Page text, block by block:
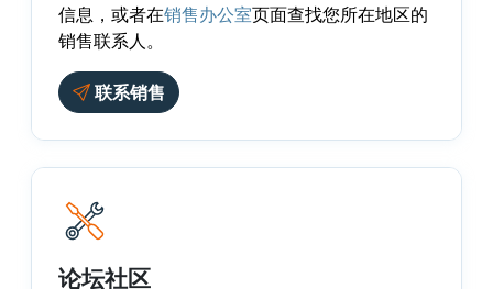
信息，或者在销售办公室页面查找您所在地区的
销售联系人。
联系销售
论坛社区